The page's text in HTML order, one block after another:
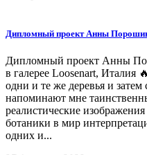
Дипломный проект Анны
Дипломный проект Анны
в галерее Loosenart, Италия
одни и те же деревья и
напоминают мне
реалистические
ботаники в мир
одних и...